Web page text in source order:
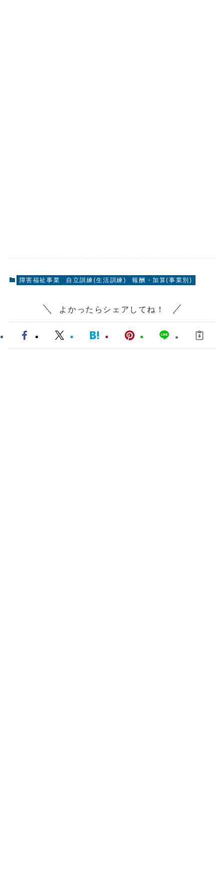
障害福祉事業 自立訓練(生活訓練) 報酬・加算(事業別)
よかったらシェアしてね！